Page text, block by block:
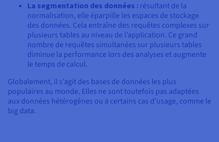
La segmentation des données : résultant de la
normalisation, elle éparpille les espaces de stockage
des données. Cela entraîne des requêtes complexes sur
plusieurs tables au niveau de l’application. Ce grand
nombre de requêtes simultanées sur plusieurs tables
diminue la performance lors des analyses et augmente
le temps de calcul.
Globalement, il s’agit des bases de données les plus
populaires au monde. Elles ne sont toutefois pas adaptées
aux données hétérogènes ou à certains cas d’usage, comme le
big data.